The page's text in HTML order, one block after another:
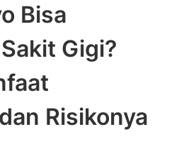
Bisa
Gigi?
Risikonya